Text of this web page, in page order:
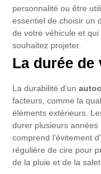
personnalité ou être
essentiel de choisir un
de votre véhicule et qui
souhaitez projeter.
La durée de
La durabilité d’un
facteurs, comme la
éléments extérieurs.
durer plusieurs années
comprend l’évitement
régulière de cire pour
de la pluie et de la